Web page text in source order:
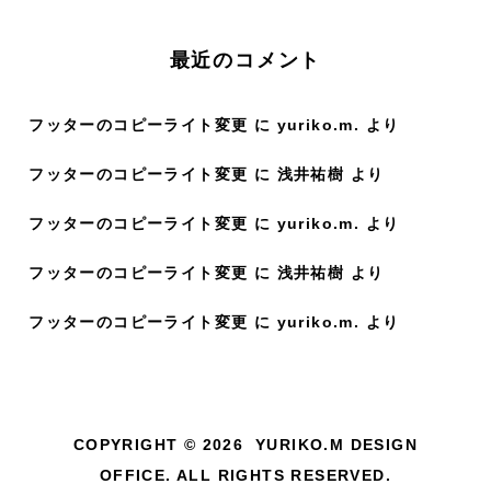
最近のコメント
フッターのコピーライト変更 に yuriko.m. より
フッターのコピーライト変更 に 浅井祐樹 より
フッターのコピーライト変更 に yuriko.m. より
フッターのコピーライト変更 に 浅井祐樹 より
フッターのコピーライト変更 に yuriko.m. より
COPYRIGHT © 2026 YURIKO.M DESIGN
OFFICE. ALL RIGHTS RESERVED.